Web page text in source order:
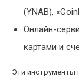
(YNAB),
Онлайн-
картами и
Эти инструменты